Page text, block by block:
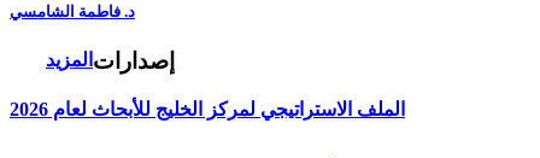
د. فاطمة الشامسي
المزيد إصدارات
الملف الاستراتيجي لمركز الخليج للأبحاث لعام 2026